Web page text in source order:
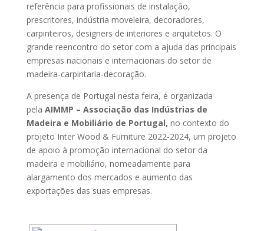
referência para profissionais de instalação,
prescritores, indústria moveleira, decoradores,
carpinteiros, designers de interiores e arquitetos. O
grande reencontro do setor com a ajuda das principais
empresas nacionais e internacionais do setor de
madeira-carpintaria-decoração.
A presença de Portugal nesta feira, é organizada
pela AIMMP – Associação das Indústrias de
Madeira e Mobiliário de Portugal, no contexto do
projeto Inter Wood & Furniture 2022-2024, um projeto
de apoio à promoção internacional do setor da
madeira e mobiliário, nomeadamente para
alargamento dos mercados e aumento das
exportações das suas empresas.